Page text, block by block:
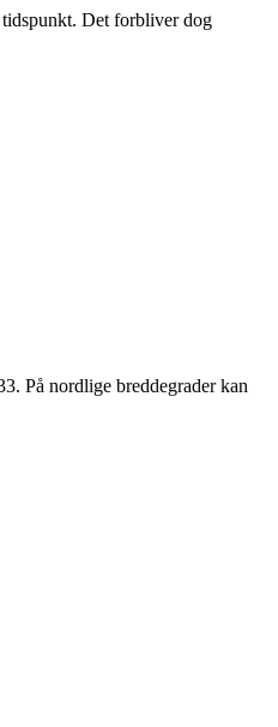
tidspunkt. Det forbliver dog
På nordlige breddegrader kan